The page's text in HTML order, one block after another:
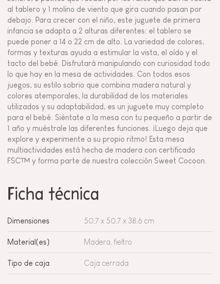
al tablero y 1 molino de viento que gira cuando pasan por
debajo. Para crecer con el niño, este juguete de primera
infancia se adapta a 2 alturas diferentes: el tablero se
puede poner a 14 o 22 cm de alto. La variedad de colores,
formas y texturas ayuda a estimular la vista, el oído y el
tacto del bebé. Disfrutará manipulando con curiosidad todo
lo que hay en la mesa de actividades. Con todos esos
juegos, su estilo sobrio que combina madera natural y
colores atemporales, la durabilidad de los materiales
utilizados y su adaptabilidad, es un juguete muy completo
para el bebé. Siéntate a la mesa con tu pequeño a partir de
1 año y muéstrale las diferentes funciones. ¡Luego deja que
explore y experimente a su propio ritmo! Esta mesa
multiactividades está hecha de madera con certificado
FSC™ y forma parte de nuestra colección Sweet Cocoon.
Ficha técnica
Dimensiones 50,7 x 50,7 x 38,6 cm
Material(es) Madera, fieltro
Tipo de caja Caja cerrada